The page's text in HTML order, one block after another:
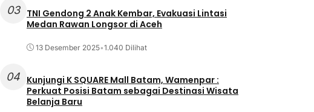
03
TNI Gendong 2 Anak Kembar, Evakuasi Lintasi
Medan Rawan Longsor di Aceh
13 Desember 2025•1.040 Dilihat
04 Kunjungi K SQUARE Mall Batam, Wamenpar :
Perkuat Posisi Batam sebagai Destinasi Wisata
Belanja Baru